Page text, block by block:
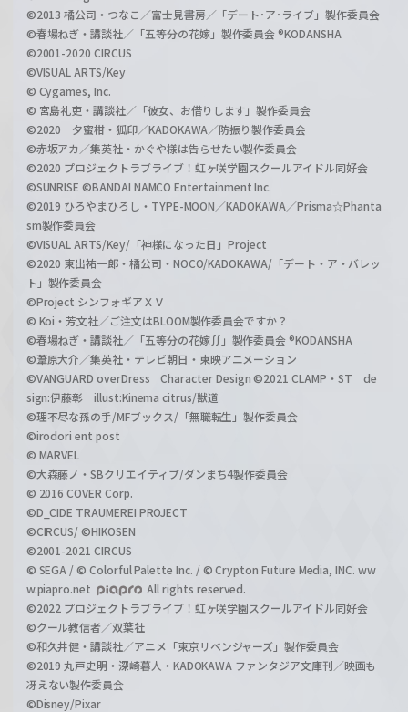
©2013 橘公司・つなこ／富士見書房／「デート･ア･ライブ」製作委員会
©春場ねぎ・講談社／「五等分の花嫁」製作委員会 ®KODANSHA
©2001-2020 CIRCUS
©VISUAL ARTS/Key
© Cygames, Inc.
© 宮島礼吏・講談社／「彼女、お借りします」製作委員会
©2020 夕蜜柑・狐印／KADOKAWA／防振り製作委員会
©赤坂アカ／集英社・かぐや様は告らせたい製作委員会
©2020 プロジェクトラブライブ！虹ヶ咲学園スクールアイドル同好会
©SUNRISE ©BANDAI NAMCO Entertainment Inc.
©2019 ひろやまひろし・TYPE-MOON／KADOKAWA／Prisma☆Phanta
sm製作委員会
©VISUAL ARTS/Key/「神様になった日」Project
©2020 東出祐一郎・橘公司・NOCO/KADOKAWA/「デート・ア・バレッ
ト」製作委員会
©Project シンフォギアＸＶ
© Koi・芳文社／ご注文はBLOOM製作委員会ですか？
©春場ねぎ・講談社／「五等分の花嫁∬」製作委員会 ®KODANSHA
©葦原大介／集英社・テレビ朝日・東映アニメーション
©VANGUARD overDress Character Design ©2021 CLAMP・ST de
sign:伊藤彰 illust:Kinema citrus/獣道
©理不尽な孫の手/MFブックス/「無職転生」製作委員会
©irodori ent post
© MARVEL
©大森藤ノ・SBクリエイティブ/ダンまち4製作委員会
© 2016 COVER Corp.
©D_CIDE TRAUMEREI PROJECT
©CIRCUS/ ©HIKOSEN
©2001-2021 CIRCUS
© SEGA / © Colorful Palette Inc. / © Crypton Future Media, INC. ww
w.piapro.net
All rights reserved.
©2022 プロジェクトラブライブ！虹ヶ咲学園スクールアイドル同好会
©クール教信者／双葉社
©和久井健・講談社／アニメ「東京リベンジャーズ」製作委員会
©2019 丸戸史明・深崎暮人・KADOKAWA ファンタジア文庫刊／映画も
冴えない製作委員会
©Disney/Pixar